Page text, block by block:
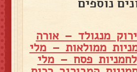
נוספים
מנגולד – אורה
ממולאות – מלי
לחמניות פסח – מלי